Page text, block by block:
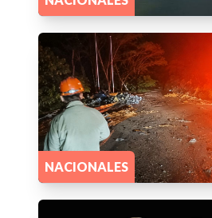
NACIONALES